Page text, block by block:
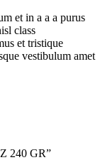
et in a a a purus
class
et tristique
vestibulum amet
240 GR”